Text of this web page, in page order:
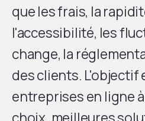
que les frais, la
l'accessibilité, les
change, la
des clients. L'objectif
entreprises en ligne